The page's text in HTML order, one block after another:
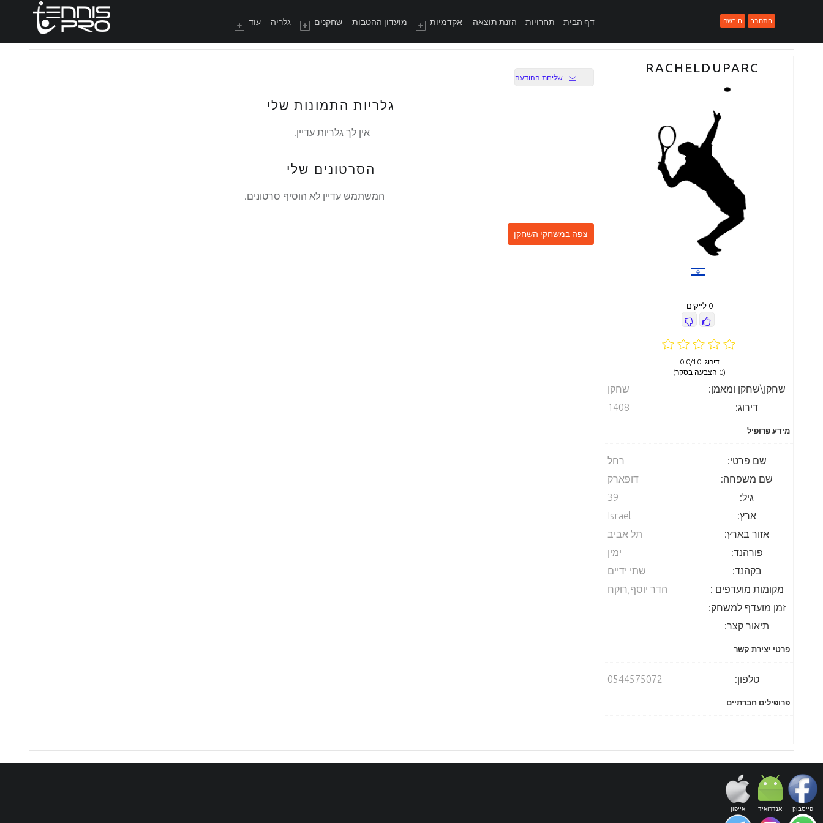
הירשם התחבר
פרופיל שחקן - TENNISPRO PRIMARY MENU עוד גלריה שחקנים מועדון ההטבות אקדמיות הזנת תוצאה תחרויות דף הבית
RACHELDUPARC
0 לייקים
דירוג: 0.0/10
(0 הצבעה בסקר)
שחקן\שחקן ומאמן:
שחקן
דירוג:
1408
מידע פרופיל
שם פרטי:
רחל
שם משפחה:
דופארק
גיל:
39
ארץ:
Israel
אזור בארץ:
תל אביב
פורהנד:
ימין
בקהנד:
שתי ידיים
מקומות מועדפים :
הדר יוסף,רוקח
זמן מועדף למשחק:
תיאור קצר:
פרטי יצירת קשר
טלפון: 0544575072
פרופילים חברתיים
שליחת ההודעה
גלריות התמונות שלי
אין לך גלריות עדיין.
הסרטונים שלי
המשתמש עדיין לא הוסיף סרטונים.
פייסבוק אנדרואיד אייפון